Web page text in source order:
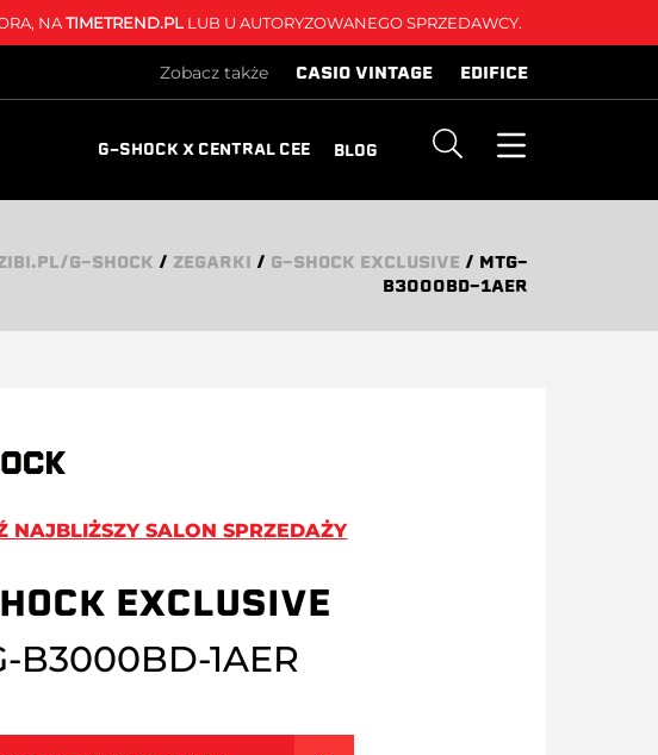
NATIMETREND.PLLUB U AUTORYZOWANEGO SPRZEDAWCY.
Zobacz także CASIO VINTAGE EDIFICE
G-SHOCK X CENTRAL CEE BLOG
G-SHOCK / ZEGARKI / G-SHOCK EXCLUSIVE / MTG-
B3000BD-1AER
NAJBLIŻSZY SALON SPRZEDAŻY
EXCLUSIVE
B3000BD-1AER